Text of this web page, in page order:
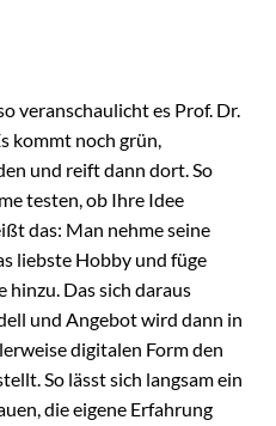
veranschaulicht es Prof. Dr.
kommt noch grün,
und reift dann dort. So
testen, ob Ihre Idee
das: Man nehme seine
liebste Hobby und füge
Das sich daraus
und Angebot wird dann in
digitalen Form den
So lässt sich langsam ein
die eigene Erfahrung